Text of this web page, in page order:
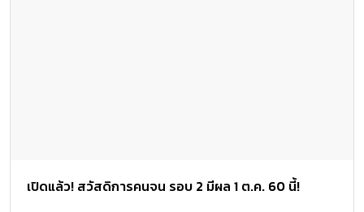
เปิดแล้ว! สวัสดิการคนจน รอบ 2 มีผล 1 ต.ค. 60 นี้!